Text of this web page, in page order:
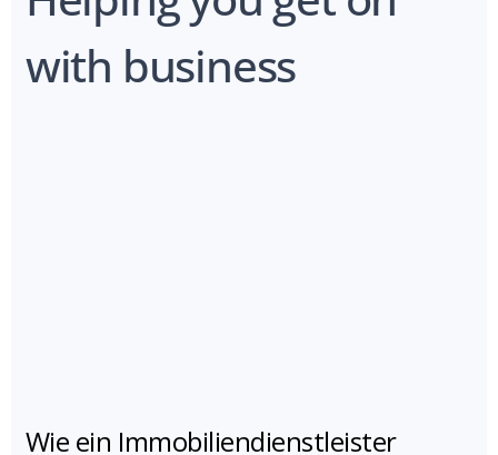
with business
Wie ein Immobiliendienstleister